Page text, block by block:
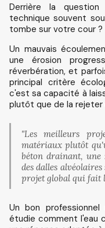
Derrière la
technique souvent
tombe sur votre cour ?
Un mauvais
une érosion
réverbération, et
principal critère
c'est sa capacité à
plutôt que de la rejeter
"Les meilleurs
matériaux plutôt
béton drainant, une
des dalles
projet global qui fait
Un bon
étudie comment l'eau